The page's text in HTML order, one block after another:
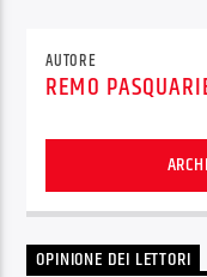
AUTORE
REMO
OPINIONE DEI LETTORI